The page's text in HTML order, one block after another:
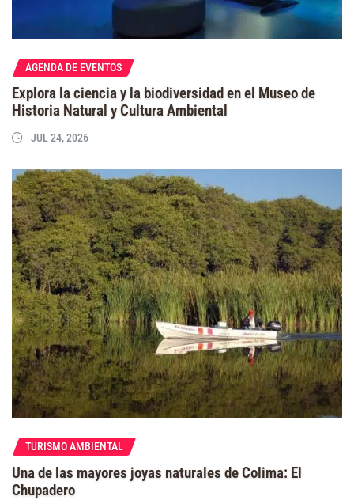
AGENDA DE EVENTOS
Explora la ciencia y la biodiversidad en el Museo de
Historia Natural y Cultura Ambiental
JUL 24, 2026
TURISMO AMBIENTAL
Una de las mayores joyas naturales de Colima: El
Chupadero